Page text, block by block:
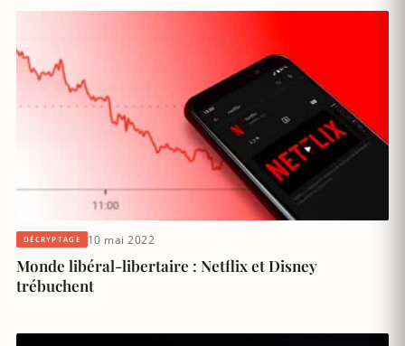
DÉCRYPTAGE 10 mai 2022
Monde libéral-libertaire : Netflix et Disney
trébuchent